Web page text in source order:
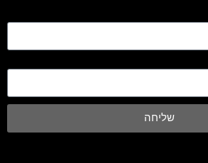
שליחה